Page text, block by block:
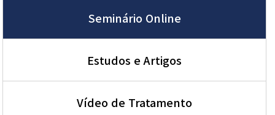
Seminário Online
Estudos e Artigos
Vídeo de Tratamento